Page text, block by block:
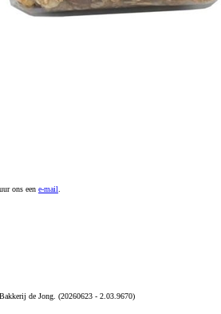
ons een e-mail
de Jong. (20260623 - 2.03.9670)